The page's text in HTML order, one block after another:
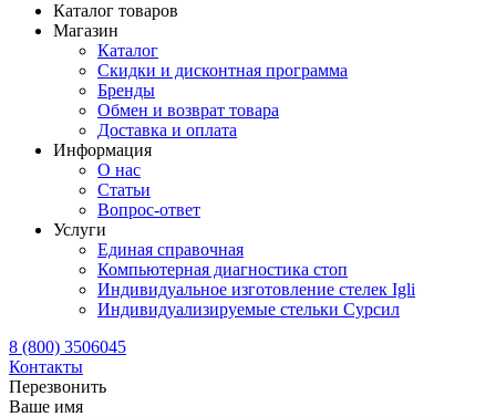
Каталог товаров
Магазин
Каталог
Скидки и дисконтная программа
Бренды
Обмен и возврат товара
Доставка и оплата
Информация
О нас
Статьи
Вопрос-ответ
Услуги
Единая справочная
Компьютерная диагностика стоп
Индивидуальное изготовление стелек Igli
Индивидуализируемые стельки Сурсил
8 (800) 3506045
Контакты
Перезвонить
Ваше имя